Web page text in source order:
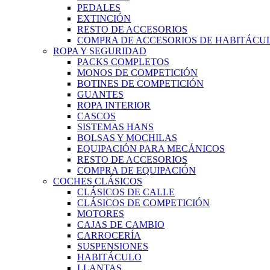
PEDALES
EXTINCIÓN
RESTO DE ACCESORIOS
COMPRA DE ACCESORIOS DE
ROPA Y SEGURIDAD
PACKS COMPLETOS
MONOS DE COMPETICIÓN
BOTINES DE COMPETICIÓN
GUANTES
ROPA INTERIOR
CASCOS
SISTEMAS HANS
BOLSAS Y MOCHILAS
EQUIPACIÓN PARA MECÁNICOS
RESTO DE ACCESORIOS
COMPRA DE EQUIPACIÓN
COCHES CLÁSICOS
CLÁSICOS DE CALLE
CLÁSICOS DE COMPETICIÓN
MOTORES
CAJAS DE CAMBIO
CARROCERÍA
SUSPENSIONES
HABITÁCULO
LLANTAS